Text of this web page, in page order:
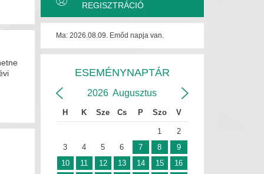
REGISZTRÁCIÓ
Ma: 2026.08.09. Emőd napja van.
ESEMÉNYNAPTÁR
2026 Augusztus
H K Sze Cs P Szo V
1
2
3
4 5 6 7 8
9
10
11 12 13 14 15
16